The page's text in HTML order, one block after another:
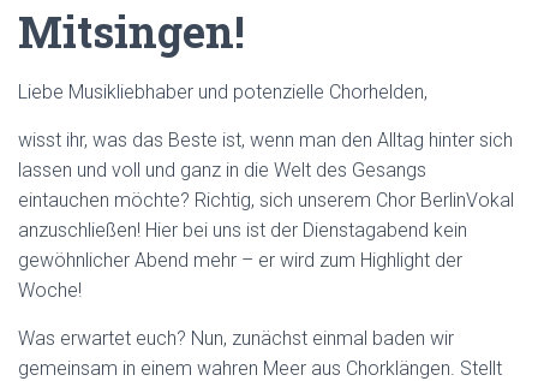
Mitsingen!
Liebe Musikliebhaber und potenzielle Chorhelden,
wisst ihr, was das Beste ist, wenn man den Alltag hinter sich
lassen und voll und ganz in die Welt des Gesangs
eintauchen möchte? Richtig, sich unserem Chor BerlinVokal
anzuschließen! Hier bei uns ist der Dienstagabend kein
gewöhnlicher Abend mehr – er wird zum Highlight der
Woche!
Was erwartet euch? Nun, zunächst einmal baden wir
gemeinsam in einem wahren Meer aus Chorklängen. Stellt